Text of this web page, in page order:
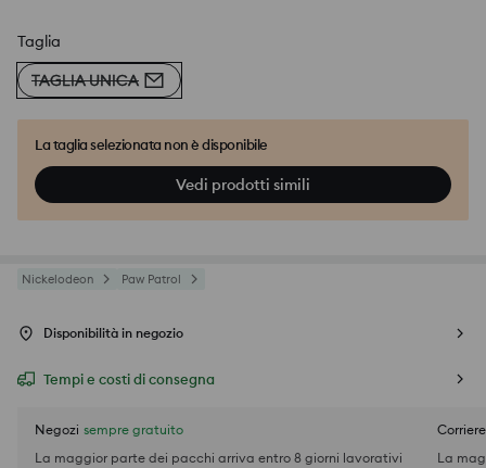
Taglia
TAGLIA UNICA
La taglia selezionata non è disponibile
Vedi prodotti simili
Nickelodeon Paw Patrol
Disponibilità in negozio
Tempi e costi di consegna
Negozi sempre gratuito
La maggior parte dei pacchi arriva entro 8 giorni lavorativi
La